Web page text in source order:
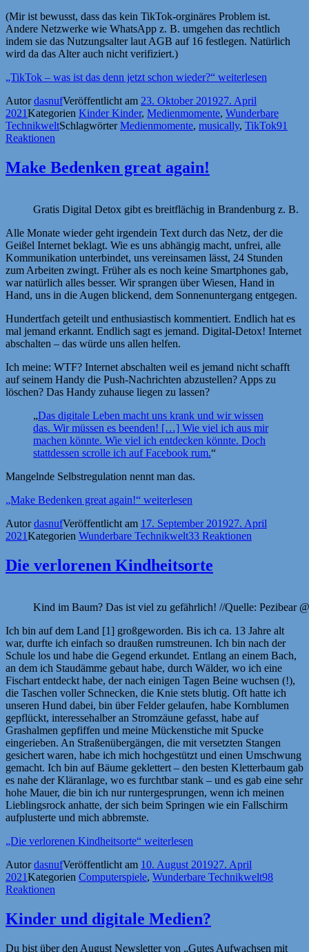
(Mir ist bewusst, dass das kein TikTok-orginäres Problem ist.
Andere Netzwerke wie WhatsApp z. B. umgehen das rechtlich
indem sie das Nutzungsalter laut AGB auf 16 festlegen. Natürlich
wird da das Alter auch nicht verifiziert.)
„TikTok – was ist das denn jetzt schon wieder?“ weiterlesen
AutordasnufVeröffentlicht am 23. Oktober 201927. April
2021Kategorien Kinder Kinder, Medienmomente, Wunderbare
TechnikweltSchlagwörterMedienmomente, musically, TikTok91
Reaktionen
Make Bedenken great again!
Gratis Digital Detox gibt es breitflächig in Brandenburg z. B.
Alle Monate wieder geht irgendein Text durch das Netz, der die
Geißel Internet beklagt. Wie es uns abhängig macht, unfrei, alle
Kommunikation unterbindet, uns vereinsamen lässt, 24 Stunden
zum Arbeiten zwingt. Früher als es noch keine Smartphones gab,
war natürlich alles besser. Wir sprangen über Wiesen, Hand in
Hand, uns in die Augen blickend, dem Sonnenuntergang entgegen.
Hundertfach geteilt und enthusiastisch kommentiert. Endlich hat es
mal jemand erkannt. Endlich sagt es jemand. Digital-Detox! Internet
abschalten – das würde uns allen helfen.
Ich meine: WTF? Internet abschalten weil es jemand nicht schafft
auf seinem Handy die Push-Nachrichten abzustellen? Apps zu
löschen? Das Handy zuhause liegen zu lassen?
„Das digitale Leben macht uns krank und wir wissen
das. Wir müssen es beenden! […] Wie viel ich aus mir
machen könnte. Wie viel ich entdecken könnte. Doch
stattdessen scrolle ich auf Facebook rum.“
Mangelnde Selbstregulation nennt man das.
„Make Bedenken great again!“ weiterlesen
AutordasnufVeröffentlicht am 17. September 201927. April
2021Kategorien Wunderbare Technikwelt33 Reaktionen
Die verlorenen Kindheitsorte
Kind im Baum? Das ist viel zu gefährlich! //Quelle: Pezibear
Ich bin auf dem Land [1] großgeworden. Bis ich ca. 13 Jahre alt
war, durfte ich einfach so draußen rumstreunen. Ich bin nach der
Schule los und habe die Gegend erkundet. Entlang an einem Bach,
an dem ich Staudämme gebaut habe, durch Wälder, wo ich eine
Fischart entdeckt habe, der nach einigen Tagen Beine wuchsen (!),
die Taschen voller Schnecken, die Knie stets blutig. Oft hatte ich
unseren Hund dabei, bin über Felder gelaufen, habe Kornblumen
gepflückt, interessehalber an Stromzäune gefasst, habe auf
Grashalmen gepfiffen und meine Mückenstiche mit Spucke
eingerieben. An Straßenübergängen, die mit versetzten Stangen
gesichert waren, habe ich mich hochgestützt und einen Umschwung
gemacht. Ich bin auf Bäume geklettert – den besten Kletterbaum gab
es nahe der Kläranlage, wo es furchtbar stank – und es gab eine sehr
hohe Mauer, die bin ich nur runtergesprungen, wenn ich meinen
Lieblingsrock anhatte, der sich beim Springen wie ein Fallschirm
aufplusterte und mich abbremste.
„Die verlorenen Kindheitsorte“ weiterlesen
AutordasnufVeröffentlicht am 10. August 201927. April
2021Kategorien Computerspiele, Wunderbare Technikwelt98
Reaktionen
Kinder und digitale Medien?
Du bist über den August Newsletter von „Gutes Aufwachsen mit